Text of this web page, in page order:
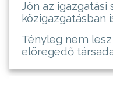
Jön az igazgatási
közigazgatásban
Tényleg nem
elöregedő